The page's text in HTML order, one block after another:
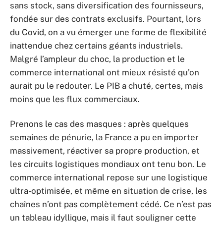
sans stock, sans diversification des fournisseurs,
fondée sur des contrats exclusifs. Pourtant, lors
du Covid, on a vu émerger une forme de flexibilité
inattendue chez certains géants industriels.
Malgré l’ampleur du choc, la production et le
commerce international ont mieux résisté qu’on
aurait pu le redouter. Le PIB a chuté, certes, mais
moins que les flux commerciaux.
Prenons le cas des masques : après quelques
semaines de pénurie, la France a pu en importer
massivement, réactiver sa propre production, et
les circuits logistiques mondiaux ont tenu bon. Le
commerce international repose sur une logistique
ultra-optimisée, et même en situation de crise, les
chaînes n’ont pas complètement cédé. Ce n’est pas
un tableau idyllique, mais il faut souligner cette